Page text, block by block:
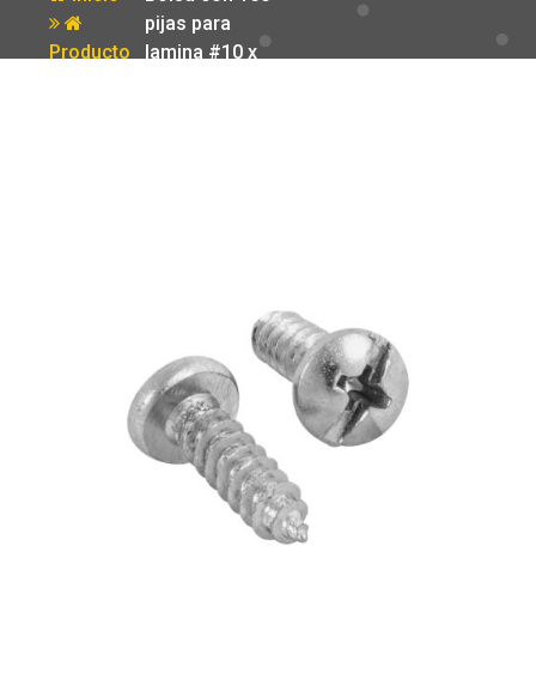
Producto
pijas para
lamina #10 x